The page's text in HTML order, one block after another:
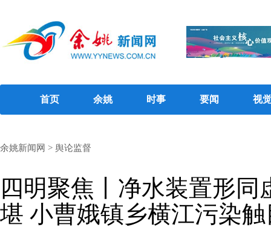
首页 余姚 时事 要闻 视
余姚新闻网 > 舆论监督
四明聚焦丨净水装置形
堪 小曹娥镇乡横江污染